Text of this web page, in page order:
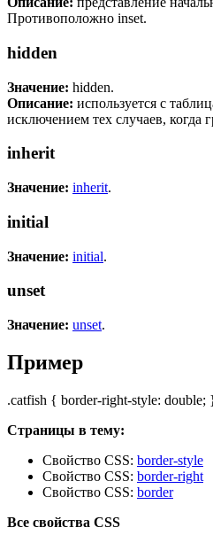
Противоположно inset.
hidden
Значение: hidden.
Описание: используется с
исключением тех случаев, когда
inherit
Значение: inherit.
initial
Значение: initial.
unset
Значение: unset.
Пример
.catfish { border-right-style: double;
Страницы в тему:
Свойство CSS: border-style
Свойство CSS: border-right
Свойство CSS: border
Все свойства CSS